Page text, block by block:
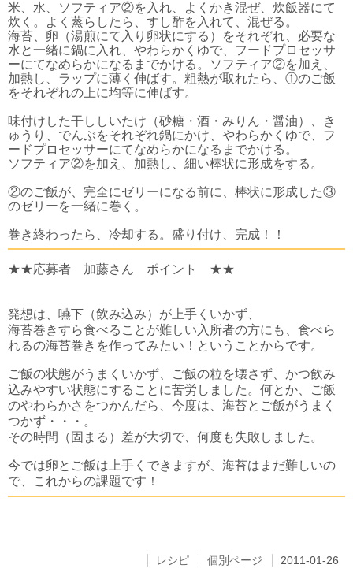
米、水、ソフティア②を入れ、よくかき混ぜ、炊飯器にて
炊く。よく蒸らしたら、すし酢を入れて、混ぜる。
海苔、卵（湯煎にて入り卵状にする）をそれぞれ、必要な
水と一緒に鍋に入れ、やわらかくゆで、フードプロセッサ
ーにてなめらかになるまでかける。ソフティア②を加え、
加熱し、ラップに薄く伸ばす。粗熱が取れたら、①のご飯
をそれぞれの上に均等に伸ばす。
味付けした干ししいたけ（砂糖・酒・みりん・醤油）、き
ゅうり、でんぶをそれぞれ鍋にかけ、やわらかくゆで、フ
ードプロセッサーにてなめらかになるまでかける。
ソフティア②を加え、加熱し、細い棒状に形成をする。
②のご飯が、完全にゼリーになる前に、棒状に形成した③
のゼリーを一緒に巻く。
巻き終わったら、冷却する。盛り付け、完成！！
★★応募者 加藤さん ポイント ★★
発想は、嚥下（飲み込み）が上手くいかず、
海苔巻きすら食べることが難しい入所者の方にも、食べら
れるの海苔巻きを作ってみたい！ということからです。
ご飯の状態がうまくいかず、ご飯の粒を壊さず、かつ飲み
込みやすい状態にすることに苦労しました。何とか、ご飯
のやわらかさをつかんだら、今度は、海苔とご飯がうまく
つかず・・・。
その時間（固まる）差が大切で、何度も失敗しました。
今では卵とご飯は上手くできますが、海苔はまだ難しいの
で、これからの課題です！
レシピ 個別ページ 2011-01-26